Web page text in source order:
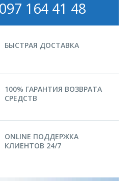
097 164 41 48
БЫСТРАЯ ДОСТАВКА
100% ГАРАНТИЯ ВОЗВРАТА
СРЕДСТВ
ONLINE ПОДДЕРЖКА
КЛИЕНТОВ 24/7